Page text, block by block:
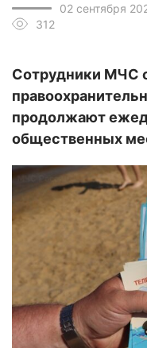
02 сентября
312
Сотрудники МЧС
продолжают
общественных